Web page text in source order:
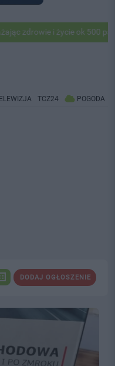
ok 500 pasażerów! PKP
TCZ24 POGODA
DODAJ OGŁOSZENIE